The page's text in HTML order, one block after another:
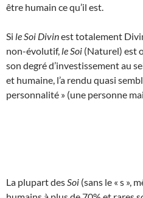
être humain ce qu’il est.
Si le Soi Divinest totalement
non-évolutif, le Soi (Naturel) est
son degré d’investissement au
et humaine, l’a rendu quasi
personnalité » (une personne
La plupart des Soi (sans le « s »,